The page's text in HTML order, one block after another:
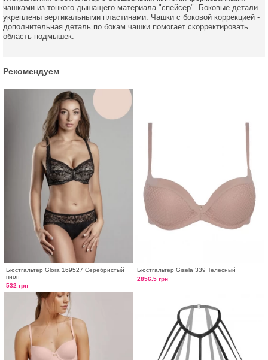
чашками из тонкого дышащего материала "спейсер". Боковые детали
укреплены вертикальными пластинами. Чашки с боковой коррекцией -
дополнительная деталь по бокам чашки помогает скорректировать
область подмышек.
Рекомендуем
Бюстгальтер Glora 169527 Серебристый
пион
532 грн
Бюстгальтер Gisela 339 Телесный
2856.5 грн